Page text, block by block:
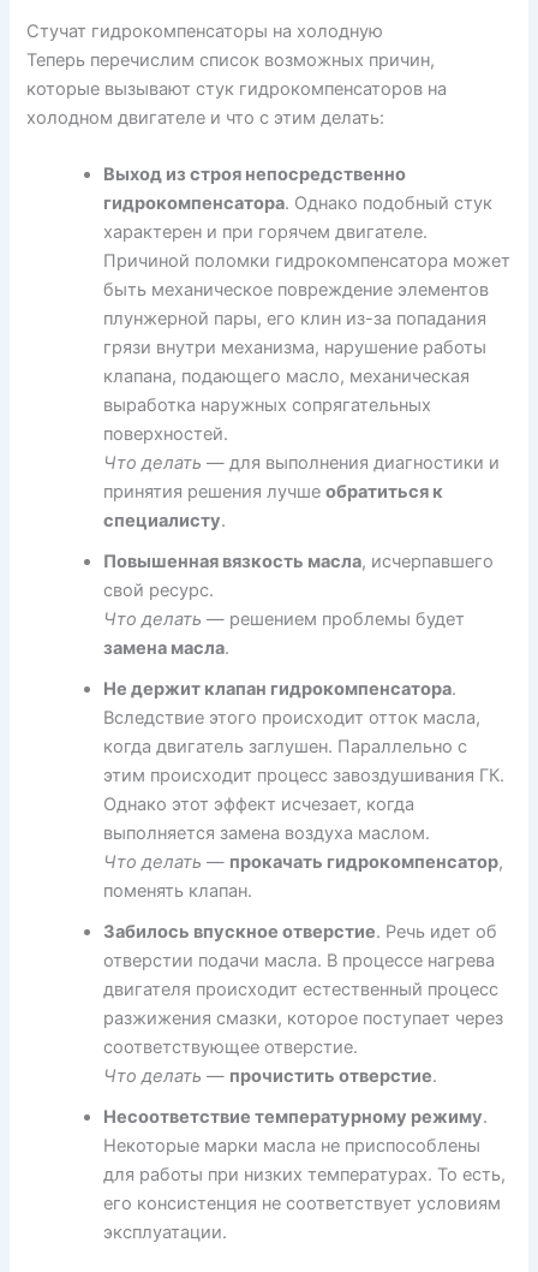
Стучат гидрокомпенсаторы на холодную
Теперь перечислим список возможных причин,
которые вызывают стук гидрокомпенсаторов на
холодном двигателе и что с этим делать:
Выход из строя непосредственно
гидрокомпенсатора. Однако подобный стук
характерен и при горячем двигателе.
Причиной поломки гидрокомпенсатора может
быть механическое повреждение элементов
плунжерной пары, его клин из-за попадания
грязи внутри механизма, нарушение работы
клапана, подающего масло, механическая
выработка наружных сопрягательных
поверхностей.
Что делать — для выполнения диагностики и
принятия решения лучшеобратиться к
специалисту.
Повышенная вязкость масла, исчерпавшего
свой ресурс.
Что делать — решением проблемы будет
замена масла.
Не держит клапан гидрокомпенсатора.
Вследствие этого происходит отток масла,
когда двигатель заглушен. Параллельно с
этим происходит процесс завоздушивания ГК.
Однако этот эффект исчезает, когда
выполняется замена воздуха маслом.
Что делать — прокачать гидрокомпенсатор,
поменять клапан.
Забилось впускное отверстие. Речь идет об
отверстии подачи масла. В процессе нагрева
двигателя происходит естественный процесс
разжижения смазки, которое поступает через
соответствующее отверстие.
Что делать — прочистить отверстие.
Несоответствие температурному режиму.
Некоторые марки масла не приспособлены
для работы при низких температурах. То есть,
его консистенция не соответствует условиям
эксплуатации.